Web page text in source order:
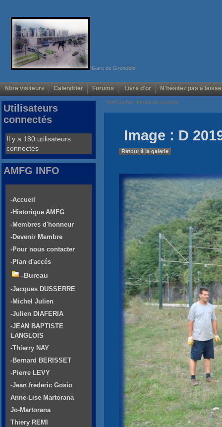
Gare de Grenoble
Nbre visiteurs Calendrier Forums Livre d'or N'hésitez pas à
Voir/Cacher menus de gauche
Image : D
Retour à la galerie
Utilisateurs
connectés
Il y a 180 utilisateurs
connectés
AMFG INFO
-Accueil
-Historique AMFG
-Membres d'honneur
-Devenir Membre
-Pour nous contacter
-Plan d'accés
-Bureau
-Jacques DUSSERRE
-Michel Julien
-Julien DIAFERIA
-JEAN BAPTISTE
LANGLOIS
-Thierry NAY
-Bernard BERISSET
-Pierre LEVY
-Jean frederic Gosio
Anne-Lise Martorana
Jo-Martorana
Thiery REMI